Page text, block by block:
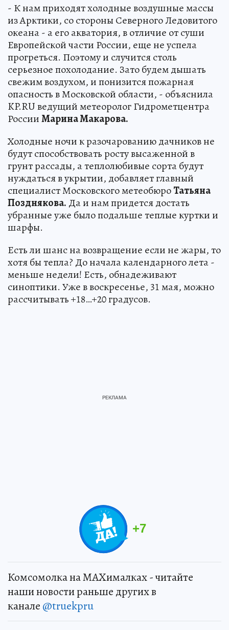
- К нам приходят холодные воздушные массы
из Арктики, со стороны Северного Ледовитого
океана - а его акватория, в отличие от суши
Европейской части России, еще не успела
прогреться. Поэтому и случится столь
серьезное похолодание. Зато будем дышать
свежим воздухом, и понизится пожарная
опасность в Московской области, - объяснила
KP.RU ведущий метеоролог Гидрометцентра
РоссииМарина Макарова.
Холодные ночи к разочарованию дачников не
будут способствовать росту высаженной в
грунт рассады, а теплолюбивые сорта будут
нуждаться в укрытии, добавляет главный
специалист Московского метеобюроТатьяна
Позднякова. Да и нам придется достать
убранные уже было подальше теплые куртки и
шарфы.
Есть ли шанс на возвращение если не жары, то
хотя бы тепла? До начала календарного лета -
меньше недели! Есть, обнадеживают
синоптики. Уже в воскресенье, 31 мая, можно
рассчитывать +18…+20 градусов.
+7
Комсомолка на MAXималках - читайте
наши новости раньше других в
канале @truekpru